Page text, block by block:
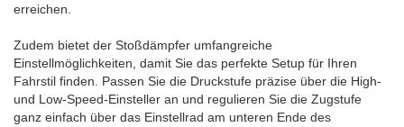
erreichen.
Zudem bietet der Stoßdämpfer umfangreiche
Einstellmöglichkeiten, damit Sie das perfekte Setup für Ihren
Fahrstil finden. Passen Sie die Druckstufe präzise über die High-
und Low-Speed-Einsteller an und regulieren Sie die Zugstufe
ganz einfach über das Einstellrad am unteren Ende des